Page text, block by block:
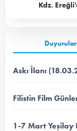
Kdz.
Duyurular
Askı İlanı
Filistin Film
1-7 Mart Yeşilay